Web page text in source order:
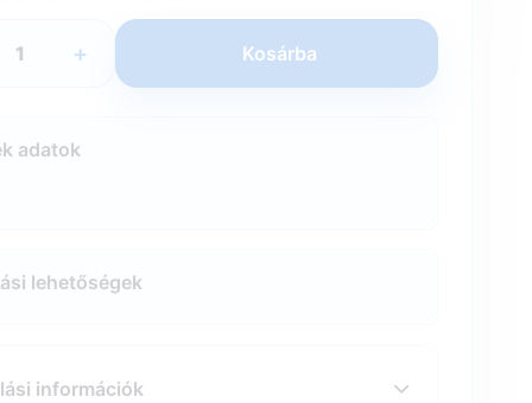
+ Kosárba
adatok
lehetőségek
információk